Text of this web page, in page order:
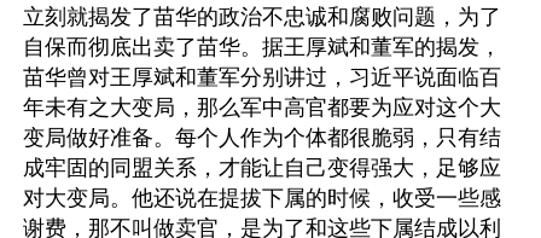
立刻就揭发了苗华的政治不忠诚和腐败问题，为了
自保而彻底出卖了苗华。据王厚斌和董军的揭发，
苗华曾对王厚斌和董军分别讲过，习近平说面临百
年未有之大变局，那么军中高官都要为应对这个大
变局做好准备。每个人作为个体都很脆弱，只有结
成牢固的同盟关系，才能让自己变得强大，足够应
对大变局。他还说在提拔下属的时候，收受一些感
谢费，那不叫做卖官，是为了和这些下属结成以利